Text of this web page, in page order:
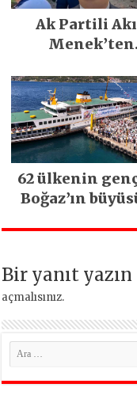
Ak Partili
Menek’ten
heyelan
kritik uyarı
62 ülkenin
Boğaz’ın
Bir yanıt yazın
açmalısınız.